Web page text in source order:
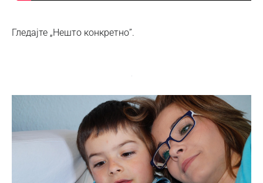
Гледајте „Нешто конкретно”.